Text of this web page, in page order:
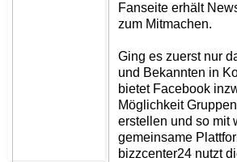
Fanseite erhält
zum Mitmachen.
Ging es zuerst nur
und Bekannten in
bietet Facebook
Möglichkeit
erstellen und so mit
gemeinsame
bizzcenter24 nutzt